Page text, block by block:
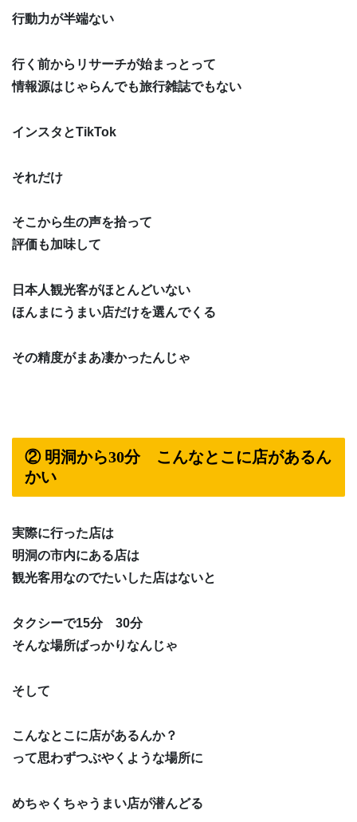
行動力が半端ない
行く前からリサーチが始まっとって
情報源はじゃらんでも旅行雑誌でもない
インスタとTikTok
それだけ
そこから生の声を拾って
評価も加味して
日本人観光客がほとんどいない
ほんまにうまい店だけを選んでくる
その精度がまあ凄かったんじゃ
② 明洞から30分 こんなとこに店があるん
かい
実際に行った店は
明洞の市内にある店は
観光客用なのでたいした店はないと
タクシーで15分 30分
そんな場所ばっかりなんじゃ
そして
こんなとこに店があるんか？
って思わずつぶやくような場所に
めちゃくちゃうまい店が潜んどる